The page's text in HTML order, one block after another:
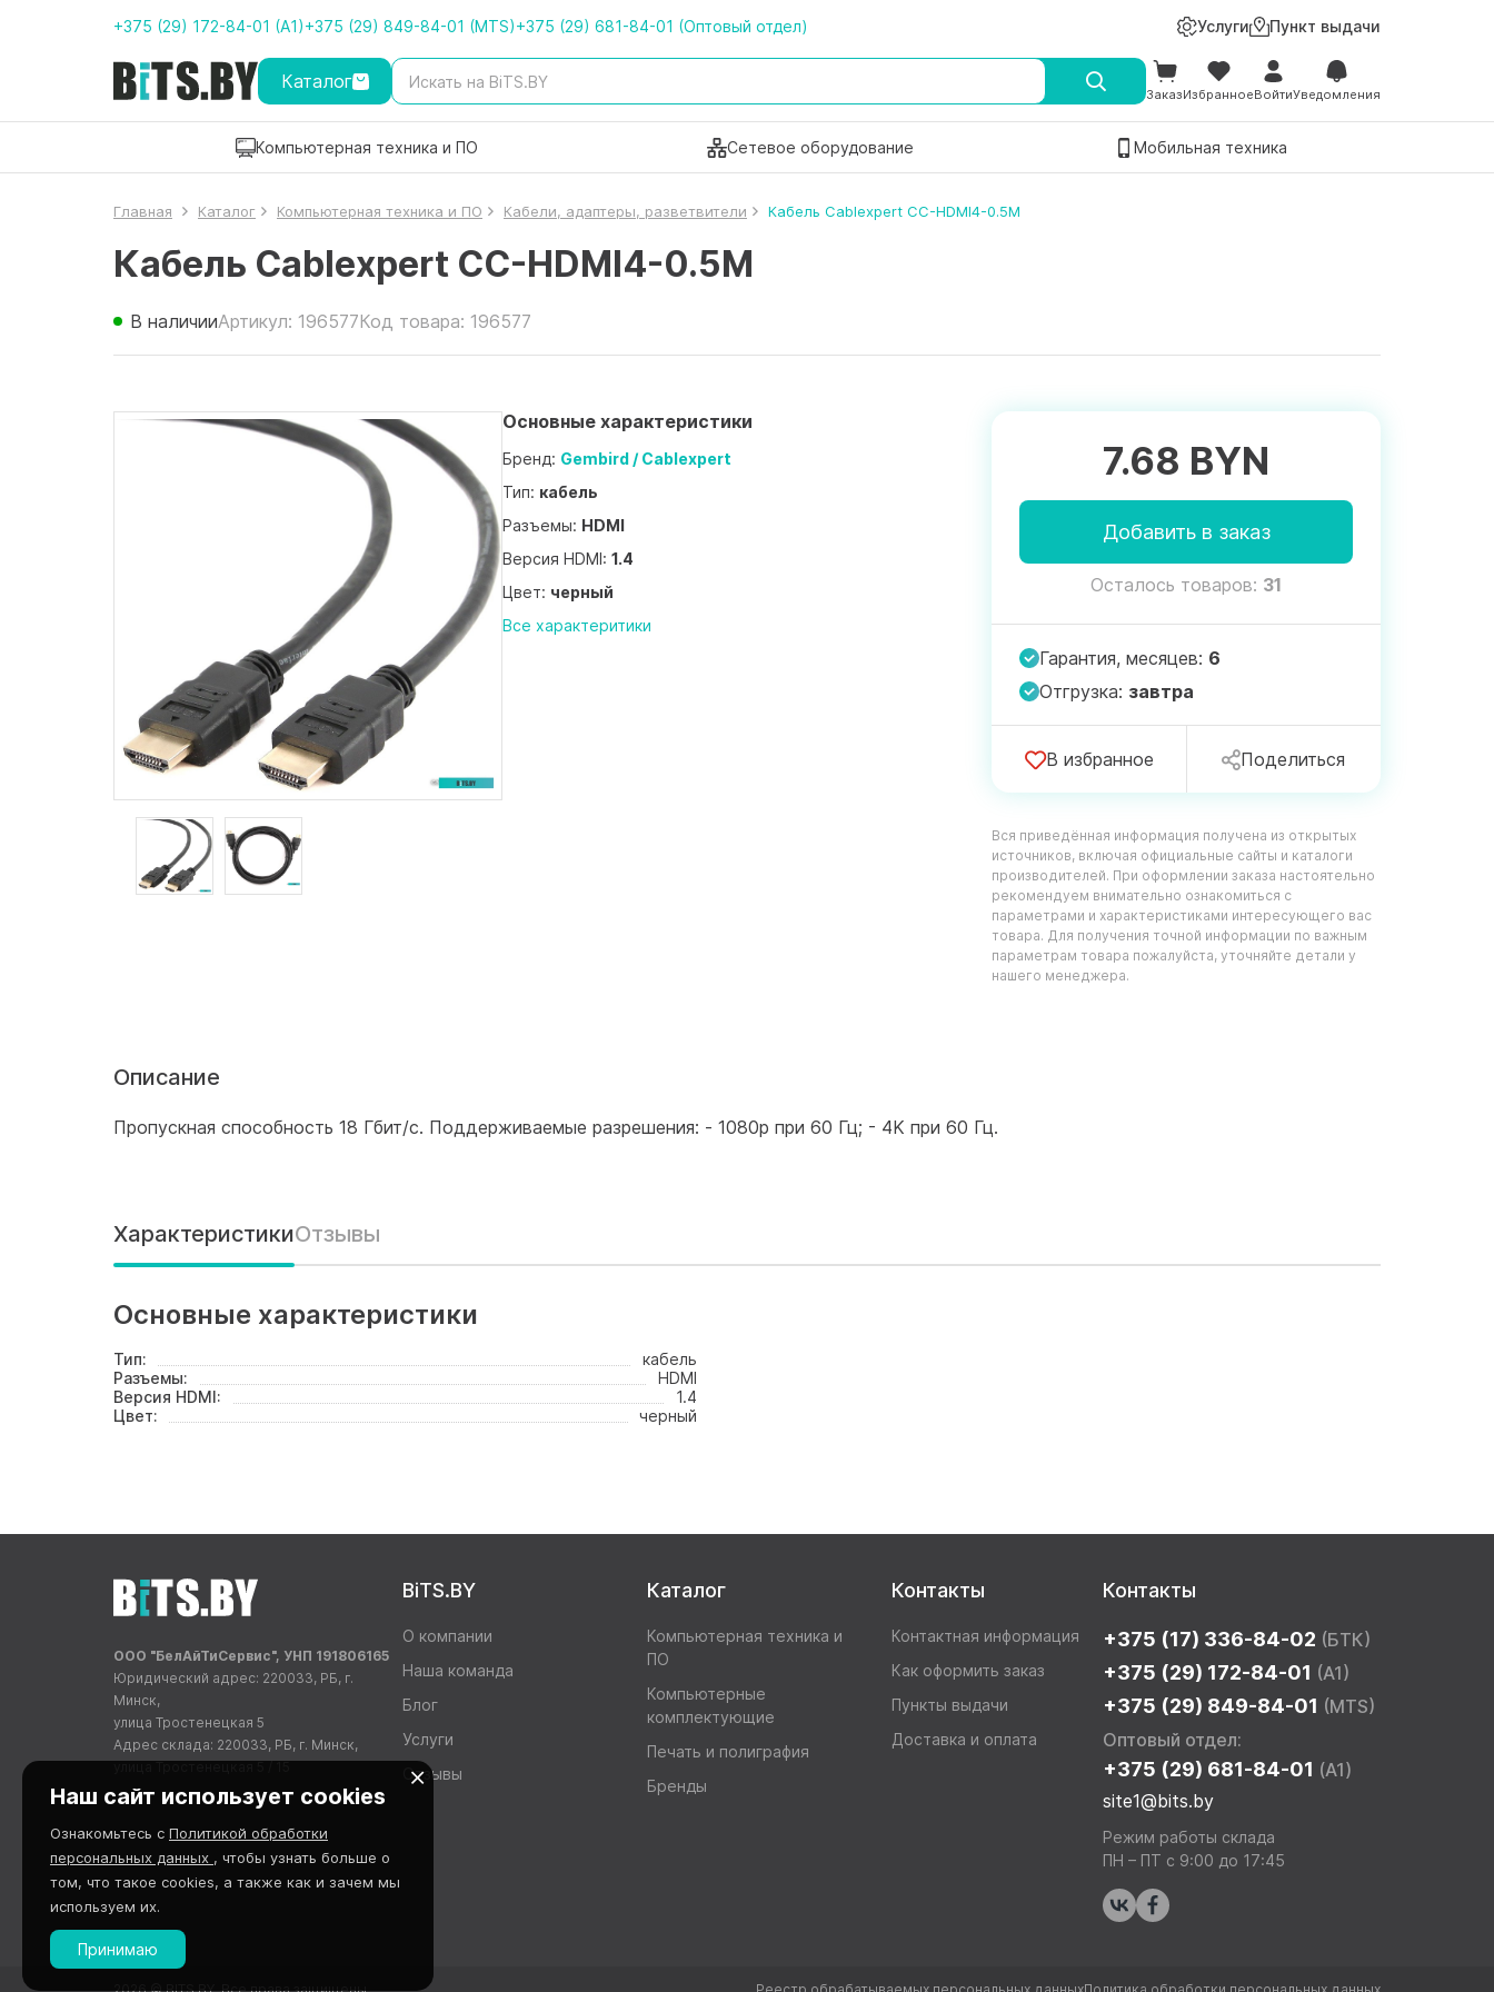
+375 (29) 172-84-01 (A1)+375 (29) 849-84-01 (MTS)+375 (29) 681-84-01 (Оптовый отдел) Услуги Пункт выдачи
Каталог
ЗаказИзбранноеВойтиУведомления
Компьютерная техника и ПО Сетевое оборудование Мобильная техника
Главная Каталог Компьютерная техника и ПО Кабели, адаптеры, разветвители Кабель Cablexpert CC-HDMI4-0.5M
Кабель Cablexpert CC-HDMI4-0.5M
В наличииАртикул: 196577Код товара: 196577
Основные характеристики
Бренд: Gembird / Cablexpert
Тип: кабель
Разъемы: HDMI
Версия HDMI: 1.4
Цвет: черный
Все характеритики
7.68 BYN
Добавить в заказ
Осталось товаров: 31
Гарантия, месяцев: 6
Отгрузка: завтра
В избранное Поделиться
Вся приведённая информация получена из открытых
источников, включая официальные сайты и каталоги
производителей. При оформлении заказа настоятельно
рекомендуем внимательно ознакомиться с
параметрами и характеристиками интересующего вас
товара. Для получения точной информации по важным
параметрам товара пожалуйста, уточняйте детали у
нашего менеджера.
Описание
Пропускная способность 18 Гбит/с. Поддерживаемые разрешения: - 1080p при 60 Гц; - 4K при 60 Гц.
ХарактеристикиОтзывы
Основные характеристики
Тип:
кабель
Разъемы:
HDMI
Версия HDMI:
1.4
Цвет:
черный
Контакты
+375 (17) 336-84-02 (БТК)
+375 (29) 172-84-01 (A1)
+375 (29) 849-84-01 (MTS)
Оптовый отдел:
+375 (29) 681-84-01 (A1)
site1@bits.by
Режим работы склада
ПН – ПТ с 9:00 до 17:45
BiTS.BY
О компании
Наша команда
Блог
Услуги
Отзывы
Каталог
Компьютерная техника и
ПО
Компьютерные
комплектующие
Печать и полиграфия
Бренды
Контакты
Контактная информация
Как оформить заказ
Пункты выдачи
Доставка и оплата
ООО "БелАйТиСервис", УНП 191806165
Юридический адрес: 220033, РБ, г.
Минск,
улица Тростенецкая 5
Адрес склада: 220033, РБ, г. Минск,
Наш сайт использует cookies
Ознакомьтесь с Политикой обработки
персональных данных , чтобы узнать больше о
том, что такое cookies, а также как и зачем мы
используем их.
Принимаю